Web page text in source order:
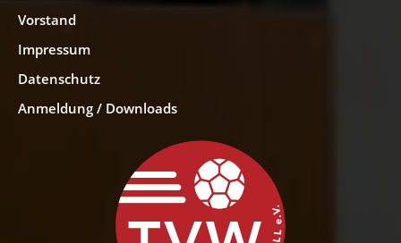
Vorstand
Impressum
Datenschutz
Anmeldung / Downloads